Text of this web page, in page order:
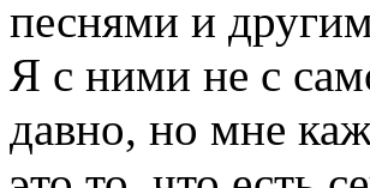
песнями и
Я с ними не с
давно, но мне